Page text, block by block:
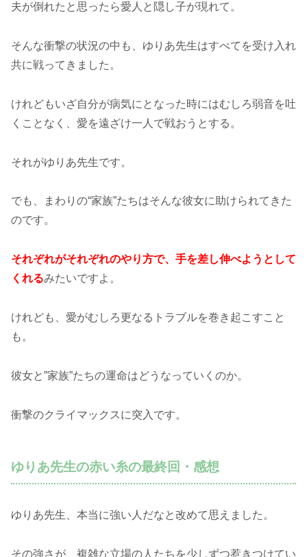
夫が倒れたと思ったら愛人と隠し子が現れて。
そんな衝撃の状況の中も、ゆりあ先生はすべてを受け入れ
共に戦ってきました。
けれどもいざ自分が病気にとなった時にはむしろ弱音を吐
くことなく、愛を遠ざけ一人で戦おうとする。
それがゆりあ先生です。
でも、まわりの“家族”たちはそんな彼女に助けられてきた
のです。
それぞれがそれぞれのやり方で、手を差し伸べようとして
くれるみたいですよ。
けれども、愛がむしろ更なるトラブルを巻き起こすこと
も。
彼女と”家族”たちの運命はどうなっていくのか。
衝撃のクライマックスに突入です。
ゆりあ先生の赤い糸の最終回・感想
ゆりあ先生、本当に強い人だなと改めて思えました。
その強さが、複雑な立場の人たちを少しずつ惹きつけてい